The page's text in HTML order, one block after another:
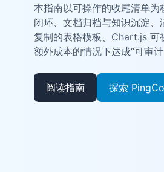
本指南以可操作的收尾清单
闭环、文档归档与知识沉淀
复制的表格模板、Chart.js 可
额外成本的情况下达成“可审
阅读指南 探索